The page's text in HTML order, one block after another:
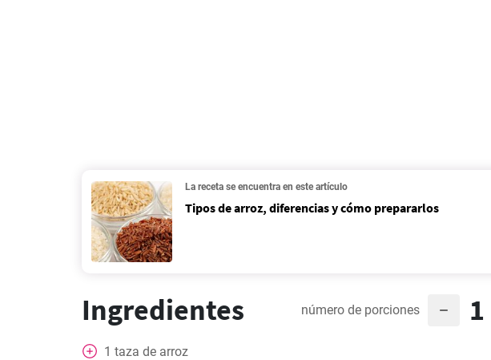
La receta se encuentra en este artículo
Tipos de arroz, diferencias y cómo prepararlos
Ingredientes número de porciones 1
1 taza de arroz